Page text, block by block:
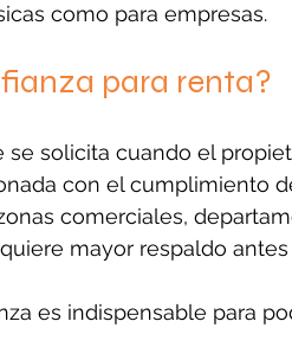
como para empresas.
para renta?
se solicita cuando el
con el cumplimiento
comerciales,
mayor respaldo
es indispensable para